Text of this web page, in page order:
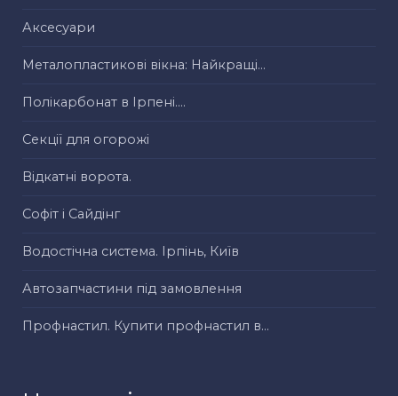
Аксесуари
Металопластикові вікна: Найкращі...
Полікарбонат в Ірпені....
Секції для огорожі
Відкатні ворота.
Софіт і Сайдінг
Водостічна система. Ірпінь, Київ
Автозапчастини під замовлення
Профнастил. Купити профнастил в...